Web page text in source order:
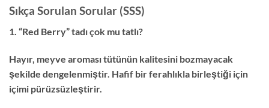
Sıkça Sorulan Sorular (SSS)
1. “Red Berry” tadı çok mu tatlı?
Hayır, meyve aroması tütünün kalitesini bozmayacak
şekilde dengelenmiştir. Hafif bir ferahlıkla birleştiği için
içimi pürüzsüzleştirir.